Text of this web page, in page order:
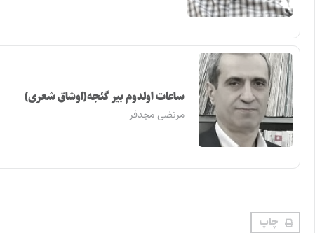
ساعات اولدوم بیر گئجه(اوشاق شعری)
مرتضی مجدفر
چاپ